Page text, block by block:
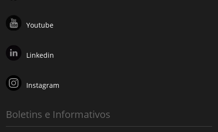
Youtube
Linkedin
Instagram
Boletins e Informativos